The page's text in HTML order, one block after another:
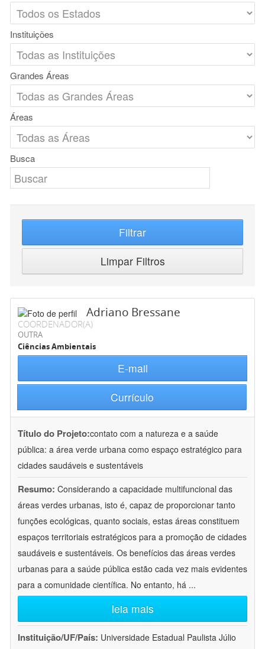
Instituições
Grandes Áreas
Áreas
Busca
Filtrar
Limpar Filtros
Adriano Bressane
COORDENADOR(A)
OUTRA
Ciências Ambientais
E-mail
Currículo
Título do Projeto:contato com a natureza e a saúde
pública: a área verde urbana como espaço estratégico para
cidades saudáveis e sustentáveis
Resumo: Considerando a capacidade multifuncional das
áreas verdes urbanas, isto é, capaz de proporcionar tanto
funções ecológicas, quanto sociais, estas áreas constituem
espaços territoriais estratégicos para a promoção de cidades
saudáveis e sustentáveis. Os benefícios das áreas verdes
urbanas para a saúde pública estão cada vez mais evidentes
para a comunidade científica. No entanto, há ...
leia mais
Instituição/UF/País: Universidade Estadual Paulista Júlio